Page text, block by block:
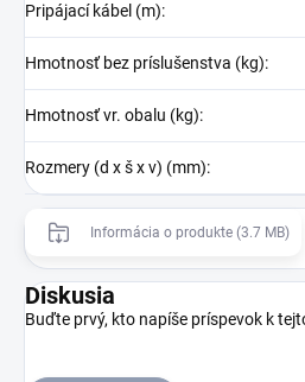
Pripájací kábel (m):
Hmotnosť bez príslušenstva (kg):
Hmotnosť vr. obalu (kg):
Rozmery (d x š x v) (mm):
Informácia o produkte (3.7 MB)
Diskusia
Buďte prvý, kto napíše príspevok k